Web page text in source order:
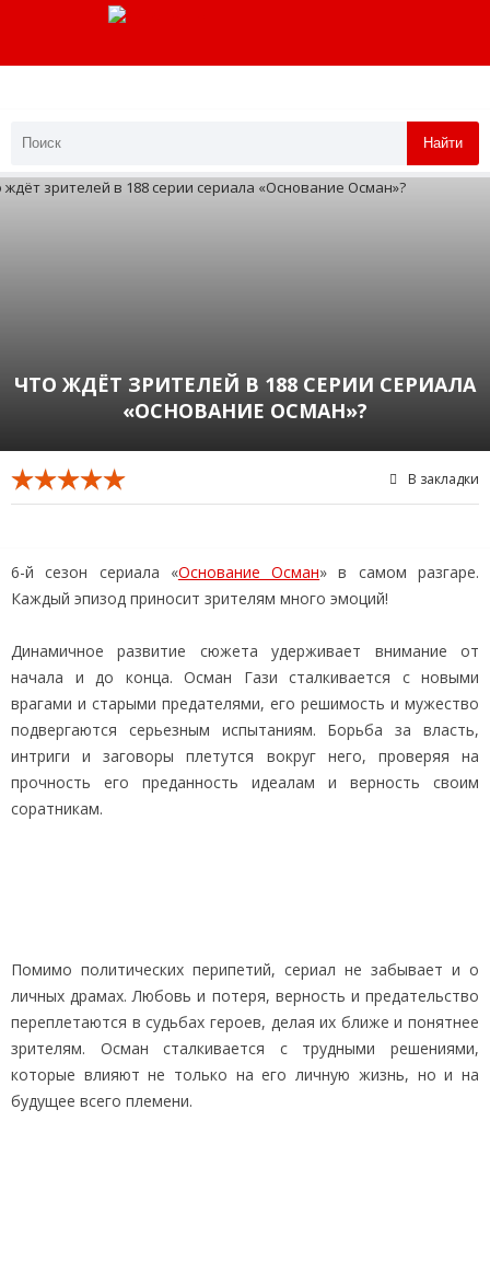
Найти
ЧТО ЖДЁТ ЗРИТЕЛЕЙ В 188 СЕРИИ СЕРИАЛА
«ОСНОВАНИЕ ОСМАН»?
В закладки
6-й сезон сериала «Основание Осман» в самом разгаре.
Каждый эпизод приносит зрителям много эмоций!
Динамичное развитие сюжета удерживает внимание от
начала и до конца. Осман Гази сталкивается с новыми
врагами и старыми предателями, его решимость и мужество
подвергаются серьезным испытаниям. Борьба за власть,
интриги и заговоры плетутся вокруг него, проверяя на
прочность его преданность идеалам и верность своим
соратникам.
Помимо политических перипетий, сериал не забывает и о
личных драмах. Любовь и потеря, верность и предательство
переплетаются в судьбах героев, делая их ближе и понятнее
зрителям. Осман сталкивается с трудными решениями,
которые влияют не только на его личную жизнь, но и на
будущее всего племени.